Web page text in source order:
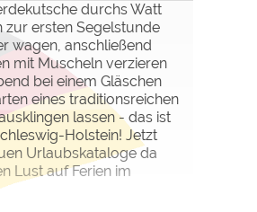
durchs Watt
zur ersten Segelstunde
wagen, anschließend
mit Muscheln verzieren
bei einem Gläschen
eines traditionsreichen
lassen - das ist
Holstein! Jetzt
Urlaubskataloge da
Lust auf Ferien im